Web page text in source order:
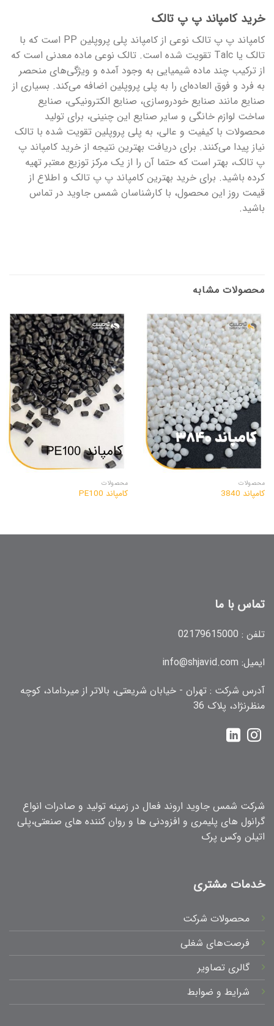
خرید کامپاند پ پ تالک
کامپاند پ پ تالک نوعی از کامپاند پلی پروپلین PP است که با
تالک یا Talc تقویت شده است. تالک نوعی ماده معدنی است که
از ترکیب چند ماده شیمیایی به وجود آمده و ویژگی‌های منحصر
به فرد و فوق العاده‌ای را به پلی پروپلین اضافه می‌کند. بسیاری از
صنایع مانند صنایع خودرو‌سازی، صنایع الکترونیکی، صنایع
ساخت لوازم خانگی و سایر صنایع این چنینی، برای تولید
محصولات با کیفیت و عالی، به پلی پروپلین تقویت شده با تالک
نیاز پیدا می‌کنند. برای دریافت بهترین نتیجه از خرید کامپاند پ
پ تالک، بهتر است که حتما آن را از یک مرکز توزیع معتبر تهیه
کرده باشید. برای خرید بهترین کامپاند پ پ تالک و اطلاع از
قیمت روز این محصول، با کارشناسان شمس جاوید در تماس
باشید.
محصولات مشابه
محصولات
کامپاند 3840
محصولات
کامپاند PE100
تماس با ما
تلفن : 02179615000
ایمیل: info@shjavid.com
آدرس شرکت : تهران - خیابان شریعتی، بالاتر از میرداماد، کوچه
منظرنژاد، پلاک 36
خدمات مشتری
محصولات شرکت
فرصت‌های شغلی
گالری تصاویر
شرایط و ضوابط
شرکت شمس جاوید اروند فعال در زمینه تولید و صادرات انواع
گرانول های پلیمری و افزودنی ها و روان کننده های صنعتی،پلی
اتیلن وکس پرک